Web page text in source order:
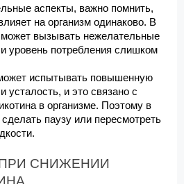
аспекты, важно помнить,
на организм одинаково. В
вызывать нежелательные
уровень потребления слишком
испытывать повышенную
усталость, и это связано с
в организме. Поэтому в
паузу или пересмотреть
СНИЖЕНИИ